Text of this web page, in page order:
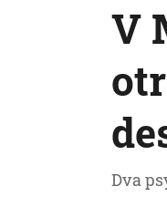
V
Dva